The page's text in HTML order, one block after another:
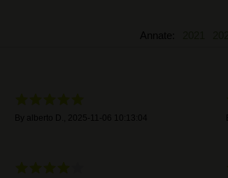
Annate:
alberto D. 2025-11-06 10:13:04